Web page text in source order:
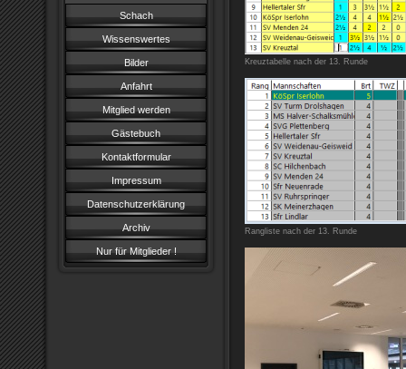
Schach
Wissenswertes
Bilder
Anfahrt
Mitglied werden
Gästebuch
Kontaktformular
Impressum
Datenschutzerklärung
Archiv
Nur für Mitglieder !
Kreuztabelle nach der 13. Runde
Rangliste nach der 13. Runde